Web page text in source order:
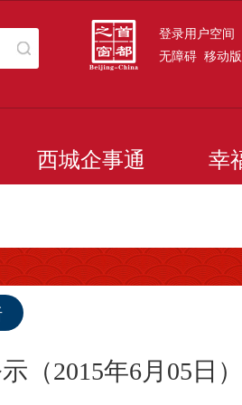
登录用户空间
无障碍 移动版
西城企事通 幸
（2015年6月05日）